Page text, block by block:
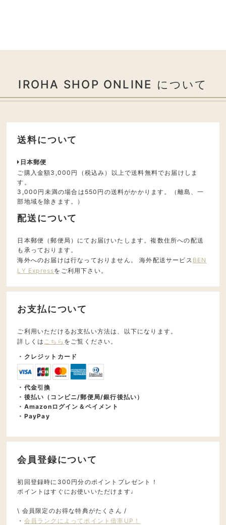
IROHA SHOP ONLINE について
送料について
日本郵便
ご購入金額3,000円（税込み）以上で送料無料でお届けしま
す。
3,000円未満の場合は550円の送料がかかります。（離島、一
部地域を除きます。）
配送について
日本郵便（郵便局）にてお届けいたします。複数住所への配送
も承っております。
海外へのお届けは行なっておりません。 海外配送サービス BEN
LY Expressをご利用下さい。
お支払について
ご利用いただけるお支払い方法は、以下になります。
詳しくは こちら をご覧ください。
・クレジットカード
・代金引換
・後払い（コンビニ/郵便局/銀行後払い）
・Amazonログイン＆ペイメント
・PayPay
会員登録について
初回登録時に300円分のポイントプレゼント！
ポイントはすぐにお使いいただけます♩
\ 会員限定のお得な特典がたくさん /
・ 会員ランクによってポイント倍率UP！